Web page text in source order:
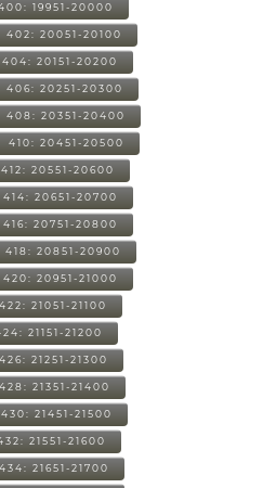
19951-20000
402: 20051-20100
404: 20151-20200
406: 20251-20300
408: 20351-20400
410: 20451-20500
412: 20551-20600
414: 20651-20700
416: 20751-20800
418: 20851-20900
420: 20951-21000
422: 21051-21100
21151-21200
426: 21251-21300
428: 21351-21400
430: 21451-21500
21551-21600
434: 21651-21700